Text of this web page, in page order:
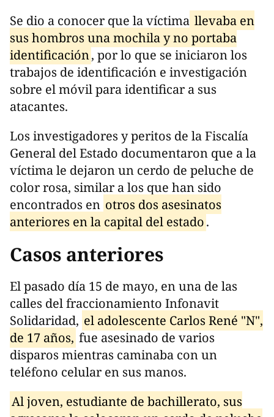
Se dio a conocer que la víctima llevaba en
sus hombros una mochila y no portaba
identificación, por lo que se iniciaron los
trabajos de identificación e investigación
sobre el móvil para identificar a sus
atacantes.
Los investigadores y peritos de la Fiscalía
General del Estado documentaron que a la
víctima le dejaron un cerdo de peluche de
color rosa, similar a los que han sido
encontrados en otros dos asesinatos
anteriores en la capital del estado.
Casos anteriores
El pasado día 15 de mayo, en una de las
calles del fraccionamiento Infonavit
Solidaridad, el adolescente Carlos René "N",
de 17 años, fue asesinado de varios
disparos mientras caminaba con un
teléfono celular en sus manos.
Al joven, estudiante de bachillerato, sus